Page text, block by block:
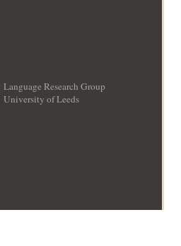
Language Research Group
University of Leeds